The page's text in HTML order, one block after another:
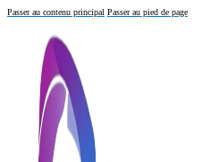
Passer au contenu principal Passer au pied de page